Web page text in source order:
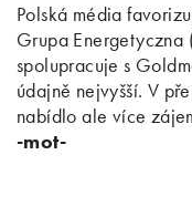
Polská média
Grupa Energetyczna
spolupracuje s
údajně nejvyšší. V
nabídlo ale více
-mot-